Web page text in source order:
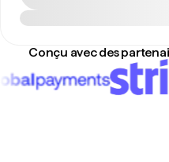
Conçu avec des